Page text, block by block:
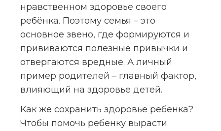
нравственном здоровье своего
ребёнка. Поэтому семья – это
основное звено, где формируются и
прививаются полезные привычки и
отвергаются вредные. А личный
пример родителей – главный фактор,
влияющий на здоровье детей.
Как же сохранить здоровье ребенка?
Чтобы помочь ребенку вырасти